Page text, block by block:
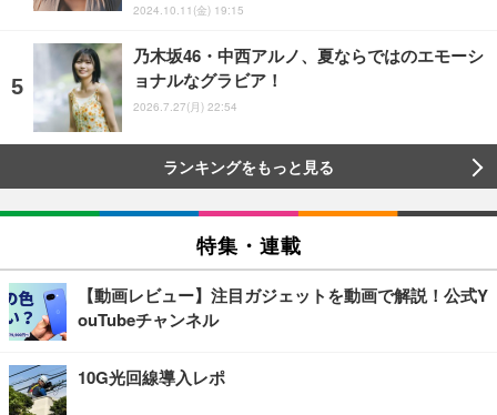
2024.10.11(金) 19:15
乃木坂46・中西アルノ、夏ならではのエモーシ
ョナルなグラビア！
2026.7.27(月) 22:54
ランキングをもっと見る
特集・連載
【動画レビュー】注目ガジェットを動画で解説！公式Y
ouTubeチャンネル
10G光回線導入レポ